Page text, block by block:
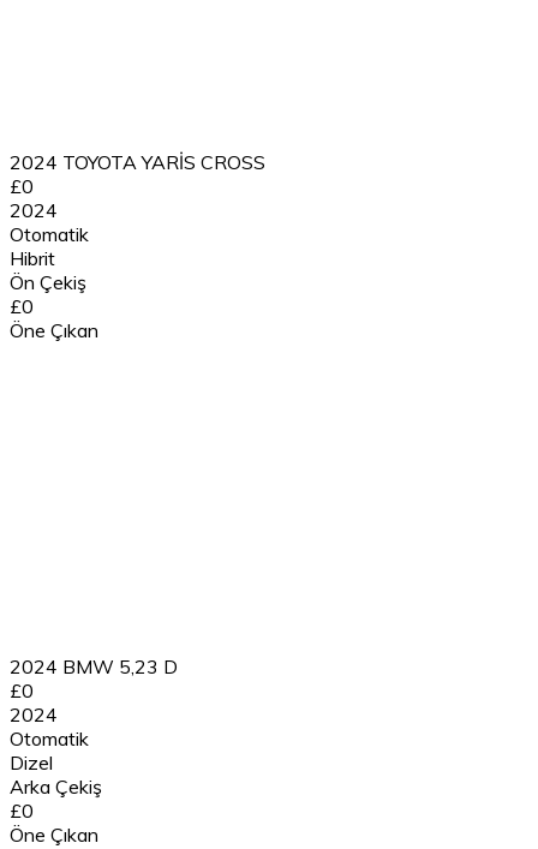
2024 TOYOTA YARİS CROSS
£0
2024
Otomatik
Hibrit
Ön Çekiş
£0
Öne Çıkan
2024 BMW 5,23 D
£0
2024
Otomatik
Dizel
Arka Çekiş
£0
Öne Çıkan